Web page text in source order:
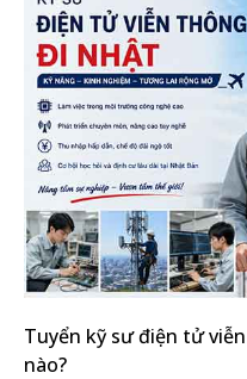
Tuyển kỹ sư điện tử
nào?